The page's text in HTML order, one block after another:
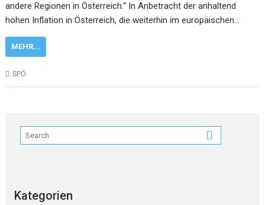
andere Regionen in Österreich.“ In Anbetracht der anhaltend
hohen Inflation in Österreich, die weiterhin im europäischen…
MEHR...
SPÖ
Kategorien